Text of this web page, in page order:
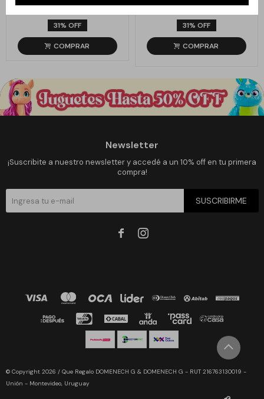
31
31
Newsletter
¡Suscribite a nuestro newsletter y accedé a un 10% off en tu primera
compra!
SUSCRIBIRME
 
© Copyright 2026 / Que Regalo DOMENECH G & DOMENECH G - RUT 216763130019 -
Unión - Montevideo, Uruguay